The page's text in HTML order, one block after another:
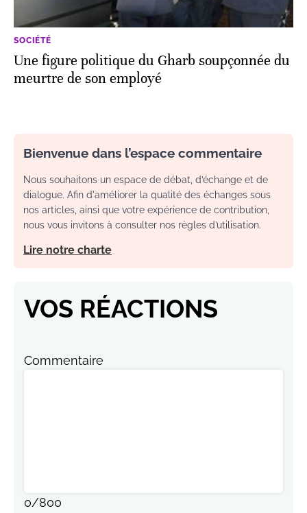
SOCIÉTÉ
Une figure politique du Gharb soupçonnée du
meurtre de son employé
Bienvenue dans l’espace commentaire
Nous souhaitons un espace de débat, d’échange et de
dialogue. Afin d'améliorer la qualité des échanges sous
nos articles, ainsi que votre expérience de contribution,
nous vous invitons à consulter nos règles d’utilisation.
Lire notre charte
VOS RÉACTIONS
Commentaire
0/800